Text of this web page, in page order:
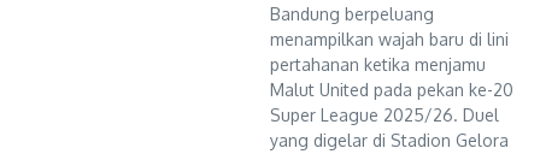
Bandung berpeluang
menampilkan wajah baru di lini
pertahanan ketika menjamu
Malut United pada pekan ke-20
Super League 2025/26. Duel
yang digelar di Stadion Gelora